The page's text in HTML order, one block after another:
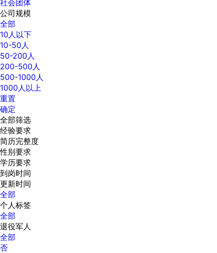
社会团体
公司规模
全部
10人以下
10-50人
50-200人
200-500人
500-1000人
1000人以上
重置
确定
全部筛选
经验要求
简历完整度
性别要求
学历要求
到岗时间
更新时间
全部
个人标签
全部
退役军人
全部
否